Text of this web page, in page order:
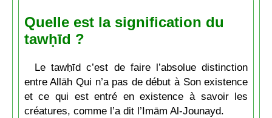
Quelle est la signification du
tawḥīd ?
Le tawḥīd c’est de faire l’absolue distinction
entre Allāh Qui n’a pas de début à Son existence
et ce qui est entré en existence à savoir les
créatures, comme l’a dit l’Imām Al-Jounayd.